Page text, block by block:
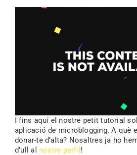
I fins aquí el nostre petit tutorial
aplicació de microblogging. A què
donar-te d’alta? Nosaltres ja ho
d’ull al nostre perfil !